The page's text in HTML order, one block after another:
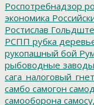
Роспотребнадзор
экономика
Ростислав
РСПП рубка
рукопашный бой
рыбоводные заводы
сага_налоговый_гнет
самбо самогон
самооборона